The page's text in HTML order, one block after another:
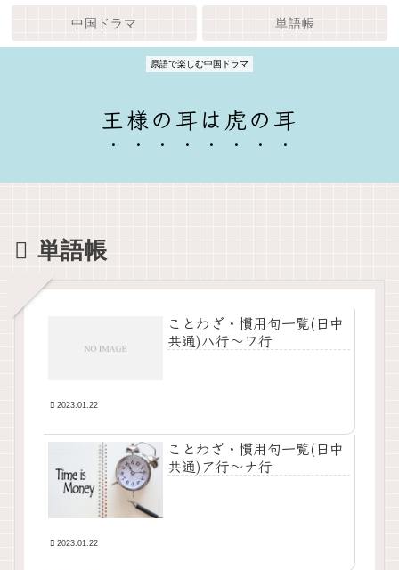
原語で楽しむ中国ドラマ
王様の耳は虎の耳
中国ドラマ 単語帳
単語帳
ことわざ・慣用句一覧(日中
共通)ハ行～ワ行
2023.01.22
ことわざ・慣用句一覧(日中
共通)ア行～ナ行
2023.01.22